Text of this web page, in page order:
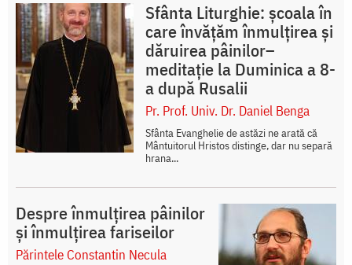
Sfânta Liturghie: școala în
care învățăm înmulțirea și
dăruirea pâinilor–
meditație la Duminica a 8-
a după Rusalii
Pr. Prof. Univ. Dr. Daniel Benga
Sfânta Evanghelie de astăzi ne arată că
Mântuitorul Hristos distinge, dar nu separă
hrana...
Despre înmulțirea pâinilor
și înmulțirea fariseilor
Părintele Constantin Necula